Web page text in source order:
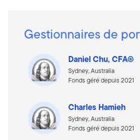
Gestionnaires de
Daniel Chu, CFA®
Sydney, Australia
Fonds géré depuis 2021
Charles Hamieh
Sydney, Australia
Fonds géré depuis 2021